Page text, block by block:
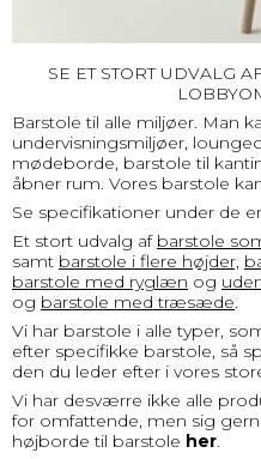
SE ET STORT UDVALG
Barstole til alle miljøer. Man
undervisningsmiljøer,
mødeborde, barstole til
åbner rum. Vores barstole
Se specifikationer under de
Et stort udvalg af barstole
samt barstole i flere højder,
barstole med ryglæn og
og barstole med træsæde.
Vi har barstole i alle typer,
efter specifikke barstole, så
den du leder efter i vores
Vi har desværre ikke alle
for omfattende, men sig
højborde til barstole her.